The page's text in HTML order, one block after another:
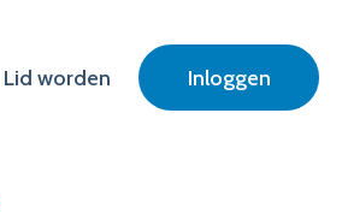
Lid worden Inloggen